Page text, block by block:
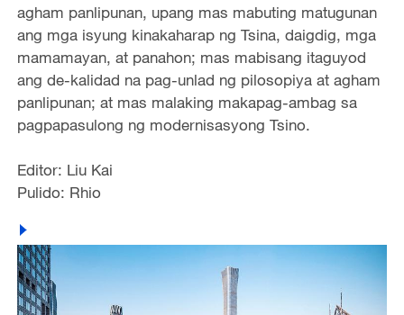
agham panlipunan, upang mas mabuting matugunan
ang mga isyung kinakaharap ng Tsina, daigdig, mga
mamamayan, at panahon; mas mabisang itaguyod
ang de-kalidad na pag-unlad ng pilosopiya at agham
panlipunan; at mas malaking makapag-ambag sa
pagpapasulong ng modernisasyong Tsino.
Editor: Liu Kai
Pulido: Rhio